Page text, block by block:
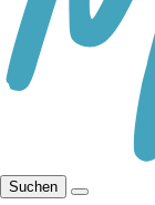
Suchen